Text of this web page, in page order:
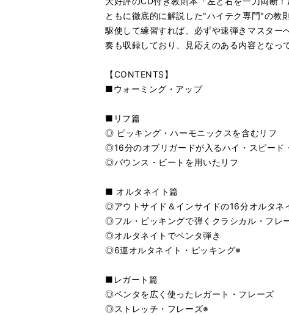
ともに徹底的に解説した"ハイテク専門"の教
駆使して練習すれば、必ずや速弾きマスター
奏も収録しており、見応えのある内容となっ
【CONTENTS】
■ウォーミング・アップ
■リフ篇
◎ ピッキング・ハーモニックスを含むリフ
◎16分のオブリガードが入るハイ・スピード
◎バウンス・ビートを用いたリフ
■ オルタネイト篇
◎アウトサイド＆インサイドの16分オルタネ
◎フル・ピッキングで弾くクラシカル・フレ
◎オルタネイトでペンタ弾き
◎6連オルタネイト・ピッキング※
■レガート篇
◎ペンタを広く使ったレガート・フレーズ
◎ストレッチ・フレーズ※